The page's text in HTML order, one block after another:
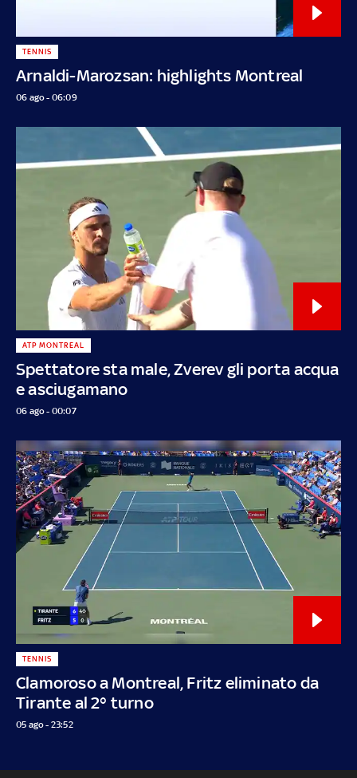
Arnaldi-Marozsan: highlights Montreal
TENNIS
06 ago - 06:09
Spettatore sta male, Zverev gli porta acqua
e asciugamano
ATP MONTREAL
06 ago - 00:07
Clamoroso a Montreal, Fritz eliminato da
Tirante al 2° turno
TENNIS
05 ago - 23:52